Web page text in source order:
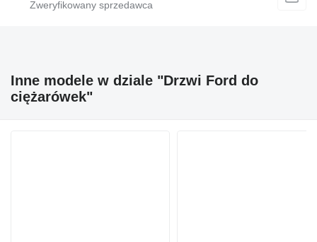
Inne modele w dziale "Drzwi Ford do
ciężarówek"